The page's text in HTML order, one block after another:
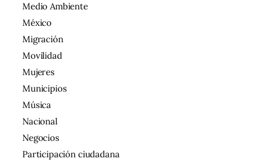
Medio Ambiente
México
Migración
Movilidad
Mujeres
Municipios
Música
Nacional
Negocios
Participación ciudadana